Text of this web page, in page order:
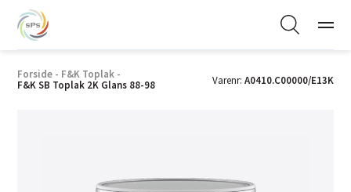
Forside - F&K Toplak -
F&K SB Toplak 2K Glans 88-98
Varenr: A0410.C00000/E13K